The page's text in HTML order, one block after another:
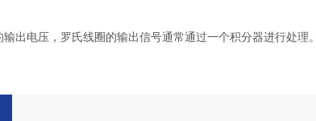
电压，罗氏线圈的输出信号通常通过一个积分器进行处理